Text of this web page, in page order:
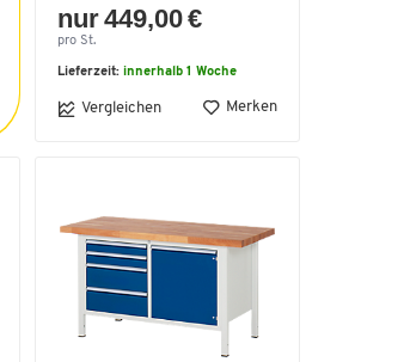
nur 449,00 €
pro St.
Lieferzeit: innerhalb 1 Woche
Vergleichen Merken